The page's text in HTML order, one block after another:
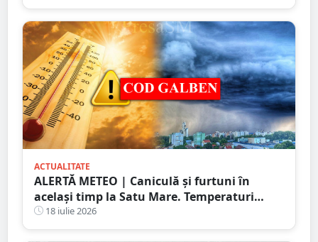
ACTUALITATE
ALERTĂ METEO | Caniculă și furtuni în
același timp la Satu Mare. Temperaturi
extreme și avertizări de vijelii și grindină
18 iulie 2026